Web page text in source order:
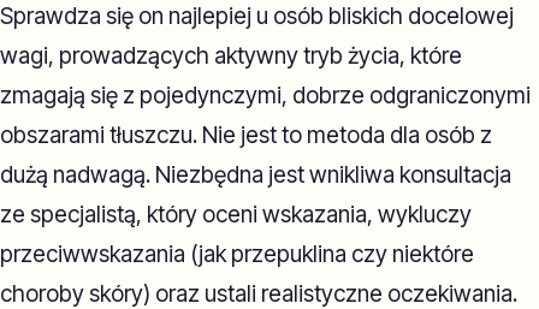
Sprawdza się on najlepiej u osób bliskich docelowej
wagi, prowadzących aktywny tryb życia, które
zmagają się z pojedynczymi, dobrze odgraniczonymi
obszarami tłuszczu. Nie jest to metoda dla osób z
dużą nadwagą. Niezbędna jest wnikliwa konsultacja
ze specjalistą, który oceni wskazania, wykluczy
przeciwwskazania (jak przepuklina czy niektóre
choroby skóry) oraz ustali realistyczne oczekiwania.